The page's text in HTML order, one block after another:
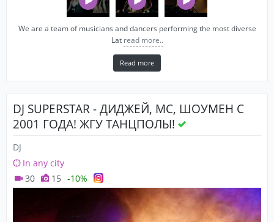
We are a team of musicians and dancers performing the most diverse
Lat read more..
Read more
DJ SUPERSTAR - ДИДЖЕЙ, MC, ШОУМЕН С
2001 ГОДА! ЖГУ ТАНЦПОЛЫ!
DJ
In any city
30
15 -10%